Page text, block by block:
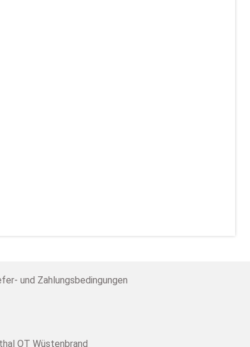
und Zahlungsbedingungen
OT Wüstenbrand